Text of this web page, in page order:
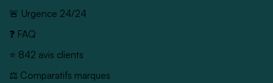
🚨 Urgence 24/24
❓ FAQ
⭐ 842 avis clients
⚖️ Comparatifs marques